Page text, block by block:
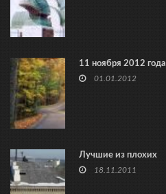
11 ноября 2012 года
01.01.2012
Лучшие из плохих
18.11.2011